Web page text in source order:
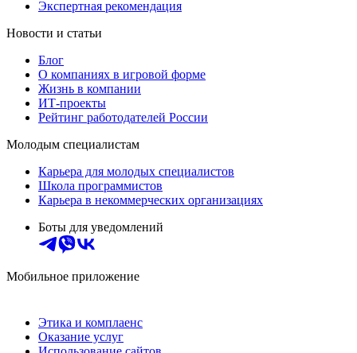
Экспертная рекомендация
Новости и статьи
Блог
О компаниях в игровой форме
Жизнь в компании
ИТ-проекты
Рейтинг работодателей России
Молодым специалистам
Карьера для молодых специалистов
Школа программистов
Карьера в некоммерческих организациях
Боты для уведомлений
Мобильное приложение
Этика и комплаенс
Оказание услуг